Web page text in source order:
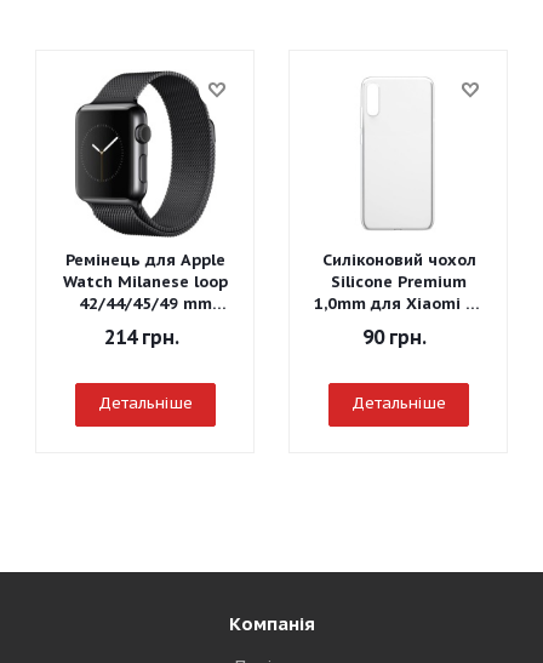
Ремінець для Apple
Watch Milanese loop
42/44/45/49 mm
(Чорний)
214грн.
Детальніше
Силіконовий чохол
Silicone Premium
1,0mm для Xiaomi Mi
90грн.
Детальніше
Компанія